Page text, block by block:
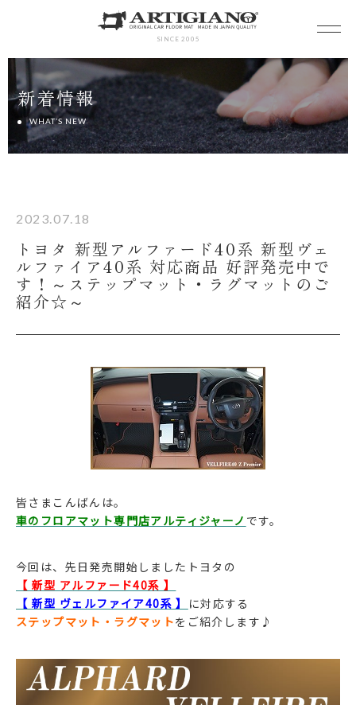
SINCE 2005
新着情報
WHAT’S NEW
2023.07.18
トヨタ 新型アルファード40系 新型ヴェ
ルファイア40系 対応商品 好評発売中で
す！～ステップマット・ラグマットのご
紹介☆～
皆さまこんばんは。
車のフロアマット専門店アルティジャーノ です。
今回は、先日発売開始しましたトヨタの
【 新型 アルファード40系 】
【 新型 ヴェルファイア40系 】
に対応する
ステップマット・ラグマットをご紹介します♪